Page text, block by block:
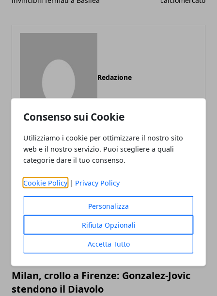
Consenso sui Cookie
Utilizziamo i cookie per ottimizzare il nostro sito
web e il nostro servizio. Puoi scegliere a quali
categorie dare il tuo consenso.
Cookie Policy | Privacy Policy
Personalizza
Rifiuta Opzionali
Accetta Tutto
Redazione
Milan, crollo a Firenze: Gonzalez-Jovic
stendono il Diavolo